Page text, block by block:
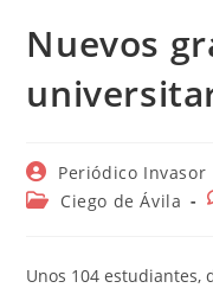
Nuevos
Autor
de
la
Periódico Invasor
Categoría
entrada:
Ciego de Ávila
Unos 104 estudiantes,